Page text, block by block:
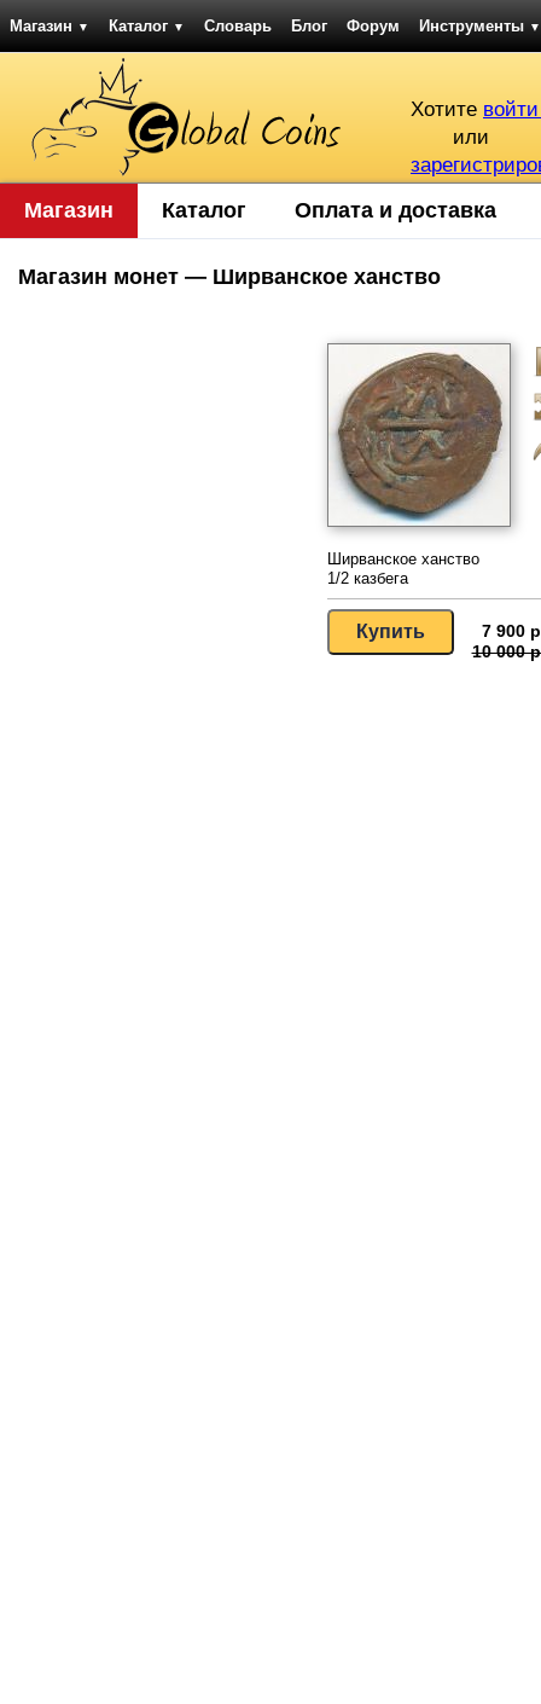
Магазин ▼ Каталог ▼ Словарь Блог Форум Инструменты ▼
Хотите
или
Магазин Каталог Оплата и доставка
Магазин монет — Ширванское ханство
Ширванское ханство
1/2 казбега
7 900
10 000